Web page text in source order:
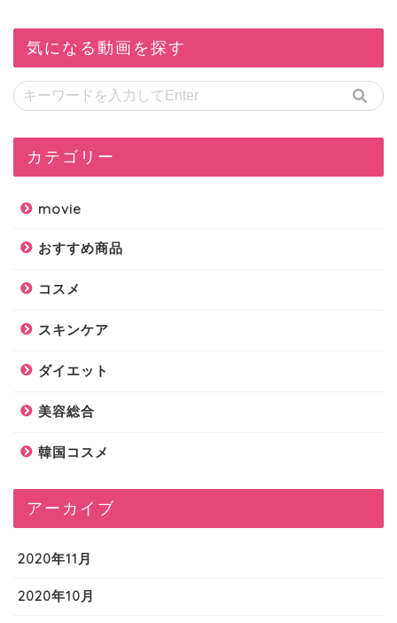
気になる動画を探す
カテゴリー
movie
おすすめ商品
コスメ
スキンケア
ダイエット
美容総合
韓国コスメ
アーカイブ
2020年11月
2020年10月